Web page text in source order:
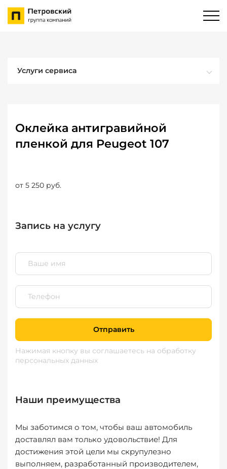
Услуги сервиса
Оклейка антигравийной
пленкой для Peugeot 107
от 5 250 руб.
Запись на услугу
Отправить
Нажимая кнопку вы соглашаетесь на обработку
персональных данных
Наши преимущества
Мы заботимся о том, чтобы ваш автомобиль
доставлял вам только удовольствие! Для
достижения этой цели мы скрупулезно
выполняем, разработанный производителем,